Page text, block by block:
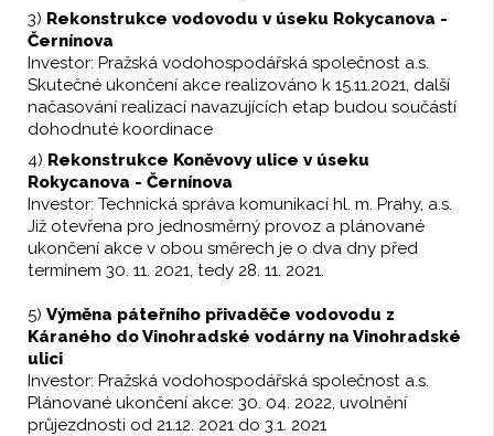
3) Rekonstrukce vodovodu v úseku Rokycanova -
Černínova
Investor: Pražská vodohospodářská společnost a.s.
Skutečné ukončení akce realizováno k 15.11.2021, další
načasování realizací navazujících etap budou součástí
dohodnuté koordinace
4) Rekonstrukce Koněvovy ulice v úseku
Rokycanova - Černínova
Investor: Technická správa komunikací hl. m. Prahy, a.s.
Již otevřena pro jednosměrný provoz a plánované
ukončení akce v obou směrech je o dva dny před
termínem 30. 11. 2021, tedy 28. 11. 2021.
5) Výměna páteřního přivaděče vodovodu z
Káraného do Vinohradské vodárny na Vinohradské
ulici
Investor: Pražská vodohospodářská společnost a.s.
Plánované ukončení akce: 30. 04. 2022, uvolnění
průjezdnosti od 21.12. 2021 do 3.1. 2021